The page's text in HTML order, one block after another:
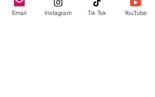
App Puma Pris: 10% los miércoles en nafta súper,
Max Premium e Ion Diesel, sin tope (hasta 50
Email Instagram Tik Tok YouTube